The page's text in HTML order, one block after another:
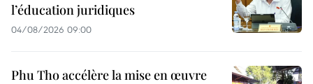
l’éducation juridiques
04/08/2026 09:00
Phu Tho accélère la mise en œuvre